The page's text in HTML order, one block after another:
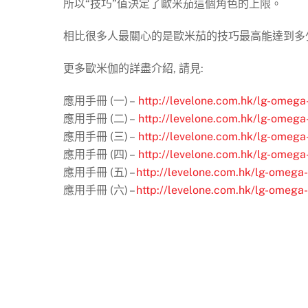
所以“技巧”值決定了歐米茄這個角色的上限。
相比很多人最關心的是歐米茄的技巧最高能達到多
更多歐米伽的詳盡介紹, 請見:
應用手冊 (一) – http://levelone.com.hk/lg-
應用手冊 (二) – http://levelone.com.hk/lg-
應用手冊 (三) – http://levelone.com.hk/lg-
應用手冊 (四) – http://levelone.com.hk/lg-
應用手冊 (五) –http://levelone.com.hk/lg-
應用手冊 (六) –http://levelone.com.hk/lg-